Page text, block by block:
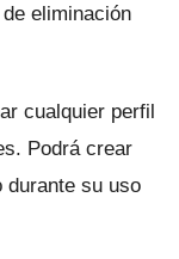
eliminación
cualquier perfil
Podrá crear
durante su uso